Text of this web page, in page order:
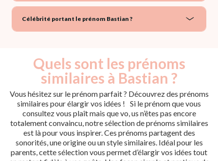
Célébrité portant le prénom Bastian ?
Quels sont les prénoms
similaires à Bastian ?
Vous hésitez sur le prénom parfait ? Découvrez des prénoms
similaires pour élargir vos idées ! Si le prénom que vous
consultez vous plaît mais que vo, us n’êtes pas encore
totalement convaincu, notre sélection de prénoms similaires
est là pour vous inspirer. Ces prénoms partagent des
sonorités, une origine ou un style similaires. Idéal pour les
parents, cette sélection vous permet d’élargir vos idées tout